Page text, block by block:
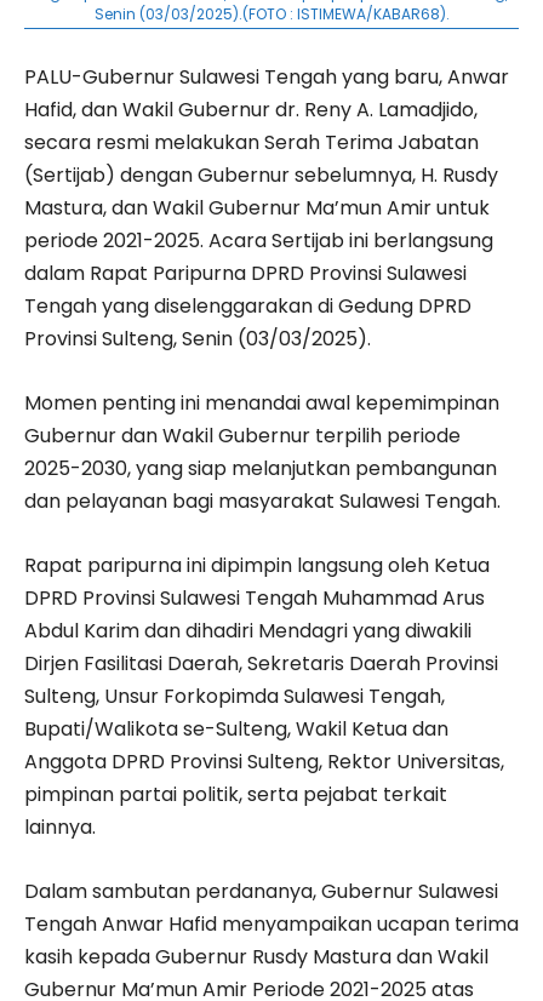
Senin (03/03/2025).(FOTO : ISTIMEWA/KABAR68).
PALU-Gubernur Sulawesi Tengah yang baru, Anwar
Hafid, dan Wakil Gubernur dr. Reny A. Lamadjido,
secara resmi melakukan Serah Terima Jabatan
(Sertijab) dengan Gubernur sebelumnya, H. Rusdy
Mastura, dan Wakil Gubernur Ma’mun Amir untuk
periode 2021-2025. Acara Sertijab ini berlangsung
dalam Rapat Paripurna DPRD Provinsi Sulawesi
Tengah yang diselenggarakan di Gedung DPRD
Provinsi Sulteng, Senin (03/03/2025).
Momen penting ini menandai awal kepemimpinan
Gubernur dan Wakil Gubernur terpilih periode
2025-2030, yang siap melanjutkan pembangunan
dan pelayanan bagi masyarakat Sulawesi Tengah.
Rapat paripurna ini dipimpin langsung oleh Ketua
DPRD Provinsi Sulawesi Tengah Muhammad Arus
Abdul Karim dan dihadiri Mendagri yang diwakili
Dirjen Fasilitasi Daerah, Sekretaris Daerah Provinsi
Sulteng, Unsur Forkopimda Sulawesi Tengah,
Bupati/Walikota se-Sulteng, Wakil Ketua dan
Anggota DPRD Provinsi Sulteng, Rektor Universitas,
pimpinan partai politik, serta pejabat terkait
lainnya.
Dalam sambutan perdananya, Gubernur Sulawesi
Tengah Anwar Hafid menyampaikan ucapan terima
kasih kepada Gubernur Rusdy Mastura dan Wakil
Gubernur Ma’mun Amir Periode 2021-2025 atas